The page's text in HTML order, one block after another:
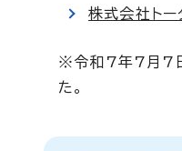
株式会社ト
※令和7年7月7日
た。